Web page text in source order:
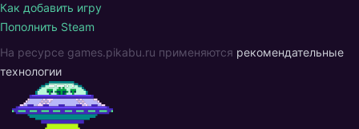
Как добавить игру
Пополнить Steam
На ресурсе games.pikabu.ru применяются рекомендательные
технологии